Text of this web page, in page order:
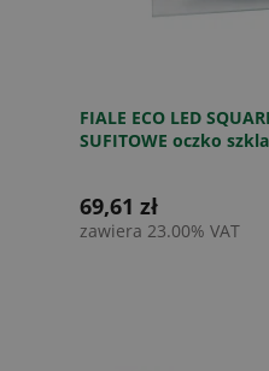
FIALE ECO LED
SUFITOWE oczko
69,61 zł
zawiera 23.00% VAT